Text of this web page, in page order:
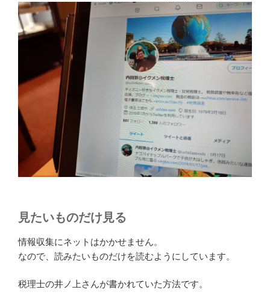
見たいものだけ見る
情報収集にネットはかかせません。
なので、読みたいものだけを読むようにしています。
税理士の井ノ上さんが書かれていた方法です。